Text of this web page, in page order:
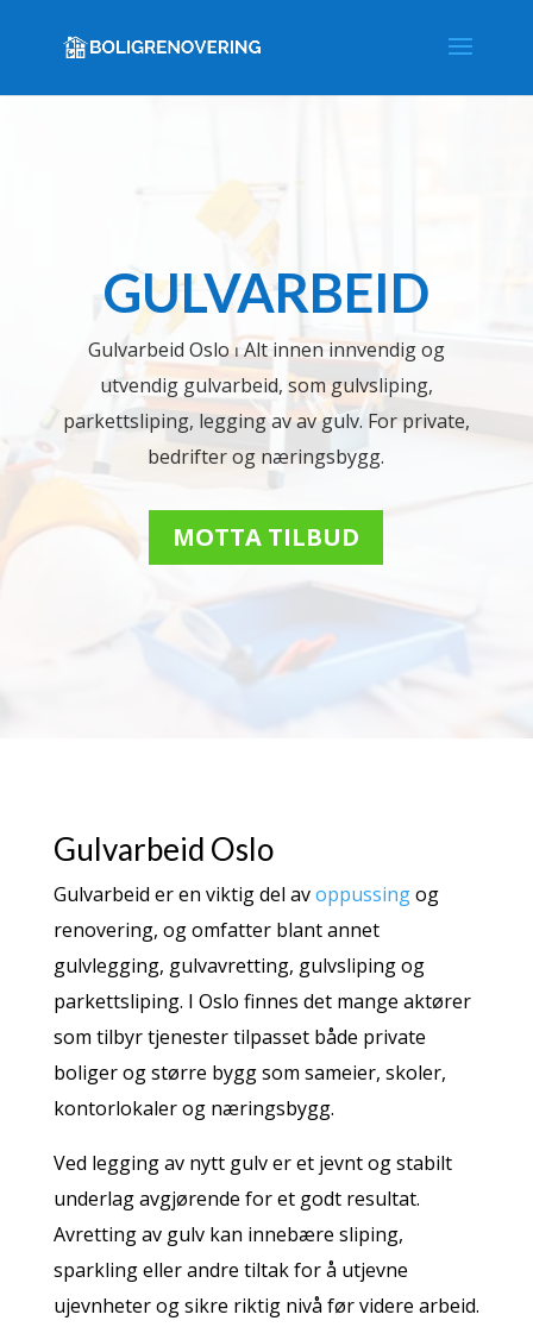
GULVARBEID
Gulvarbeid Oslo ⏐ Alt innen innvendig og
utvendig gulvarbeid, som gulvsliping,
parkettsliping, legging av av gulv. For private,
bedrifter og næringsbygg.
MOTTA TILBUD
Gulvarbeid Oslo
Gulvarbeid er en viktig del avoppussingog
renovering, og omfatter blant annet
gulvlegging, gulvavretting, gulvsliping og
parkettsliping. I Oslo finnes det mange aktører
som tilbyr tjenester tilpasset både private
boliger og større bygg som sameier, skoler,
kontorlokaler og næringsbygg.
Ved legging av nytt gulv er et jevnt og stabilt
underlag avgjørende for et godt resultat.
Avretting av gulv kan innebære sliping,
sparkling eller andre tiltak for å utjevne
ujevnheter og sikre riktig nivå før videre arbeid.